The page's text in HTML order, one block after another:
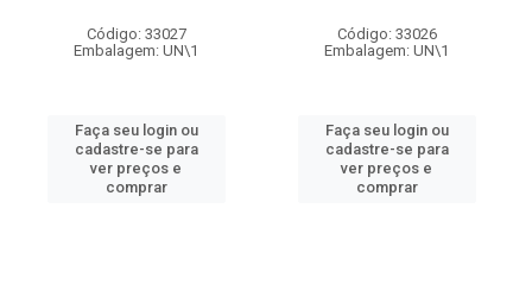
Código: 33027
Embalagem: UN\1
Faça seu login ou
cadastre-se para
ver preços e
comprar
Código: 33026
Embalagem: UN\1
Faça seu login ou
cadastre-se para
ver preços e
comprar